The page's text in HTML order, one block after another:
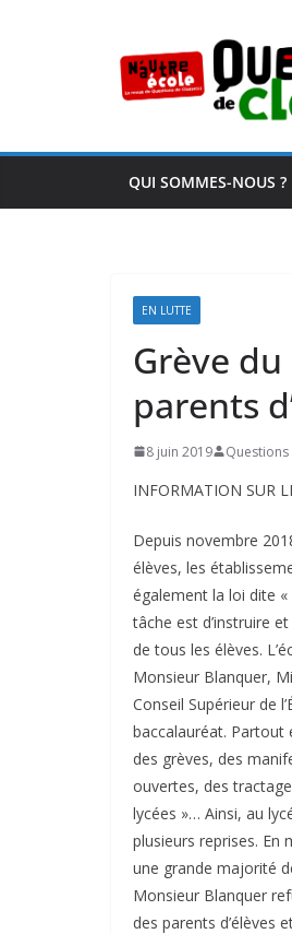
QUI SOMMES-NOUS ?
EN LUTTE
Grève
parents
8 juin 2019 Questions
INFORMATION SUR
Depuis novembre
élèves, les
également la loi dite
tâche est d’instruire
de tous les élèves.
Monsieur Blanquer,
Conseil Supérieur de
baccalauréat. Partout
des grèves, des
ouvertes, des
lycées »… Ainsi, au
plusieurs reprises. En
une grande majorité
Monsieur Blanquer
des parents d’élèves